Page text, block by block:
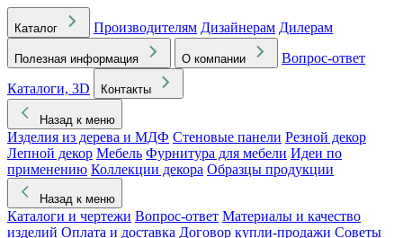
Каталог Производителям Дизайнерам Дилерам
Полезная информация О компании
Вопрос-ответ
Каталоги, 3D
Контакты
Назад к меню
Изделия из дерева и МДФ Стеновые панели Резной декор
Лепной декор Мебель Фурнитура для мебели Идеи по
применению Коллекции декора Образцы продукции
Назад к меню
Каталоги и чертежи Вопрос-ответ Материалы и качество
изделий Оплата и доставка Договор купли-продажи Советы